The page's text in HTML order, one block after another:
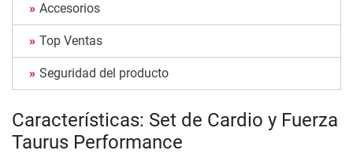
Accesorios
Top Ventas
Seguridad del producto
Características: Set de Cardio y Fuerza
Taurus Performance